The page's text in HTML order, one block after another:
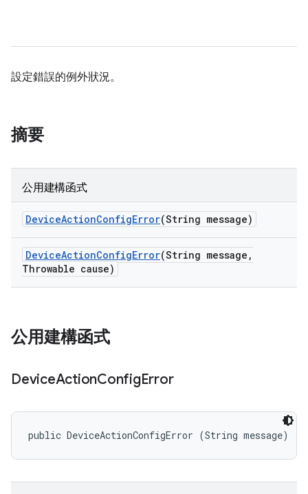
設定錯誤的例外狀況。
摘要
公用建構函式
DeviceActionConfigError(String message)
DeviceActionConfigError(String message ,
Throwable cause)
公用建構函式
DeviceActionConfigError
public DeviceActionConfigError (String message)